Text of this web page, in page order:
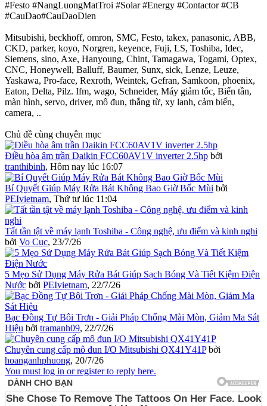
#Festo #NangLuongMatTroi #Solar #Energy #Contactor #CB
#CauDao#CauDaoDien
Mitsubishi, beckhoff, omron, SMC, Festo, takex, panasonic, ABB,
CKD, parker, koyo, Norgren, keyence, Fuji, LS, Toshiba, Idec,
Siemens, sino, Axe, Hanyoung, Chint, Tamagawa, Togami, Optex,
CNC, Honeywell, Balluff, Baumer, Sunx, sick, Lenze, Leuze,
Yaskawa, Pro-face, Rexroth, Weintek, Gefran, Samkoon, phoenix,
Eaton, Delta, Pilz. Ifm, wago, Schneider, Máy giảm tốc, Biến tần,
màn hình, servo, driver, mô đun, thắng từ, xy lanh, cảm biến,
camera, ..
Chủ đề cùng chuyên mục
Điều hòa âm trần Daikin FCC60AV1V inverter 2.5hp bởi
tranthibinh, Hôm nay lúc 16:07
Bí Quyết Giúp Máy Rửa Bát Không Bao Giờ Bốc Mùi bởi
PEIvietnam, Thứ tư lúc 11:04
Tất tần tật về máy lạnh Toshiba - Công nghệ, ưu điểm và kinh nghi
bởi Vo Cuc, 23/7/26
5 Mẹo Sử Dụng Máy Rửa Bát Giúp Sạch Bóng Và Tiết Kiệm Điện
Nước bởi PEIvietnam, 22/7/26
Bạc Đồng Tự Bôi Trơn - Giải Pháp Chống Mài Mòn, Giảm Ma Sát
Hiệu bởi tramanh09, 22/7/26
Chuyên cung cấp mô đun I/O Mitsubishi QX41Y41P bởi
hoanganhphuong, 20/7/26
You must log in or register to reply here.